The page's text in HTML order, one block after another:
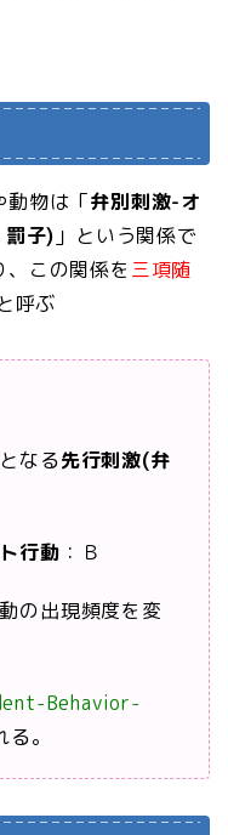
動物は「弁別刺激-オ
子) 」という関係で
この関係を 三項随
呼ぶ
なる先行刺激(弁
行動 ：Ｂ
の出現頻度を変
Behavior-
。